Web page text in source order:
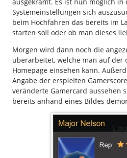
Systemeinstellungen sich
beim Hochfahren das bereits im
starten soll oder ob man dieses
Morgen wird dann noch die
überarbeitet, welche man auf der
Homepage einsehen kann.
Angabe der erspielten
veränderte Gamercard aussehen
bereits anhand eines Bildes